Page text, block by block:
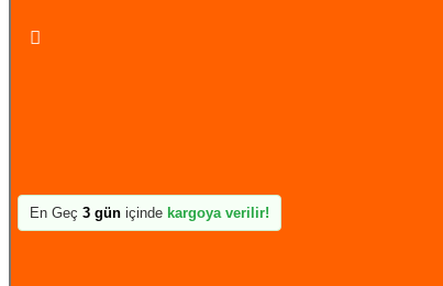
En Geç 3 gün içinde kargoya verilir!